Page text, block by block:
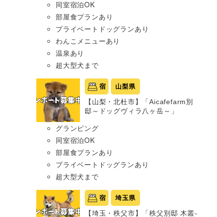
同室宿泊OK
部屋食プランあり
プライベートドッグランあり
わんこメニューあり
温泉あり
超大型犬まで
宿 山梨県
【山梨・北杜市】「Aicafefarm別
邸～ドッグヴィラ八ヶ岳～」
グランピング
同室宿泊OK
部屋食プランあり
プライベートドッグランあり
超大型犬まで
宿 埼玉県
【埼玉・秩父市】「秩父別邸 木叢-